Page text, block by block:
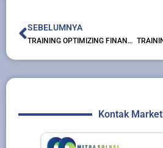
Prev
SEBELUMNYA
TRAINING OPTIMIZING FINANCIAL ANALYSIS WITH MS EXCEL
Kontak